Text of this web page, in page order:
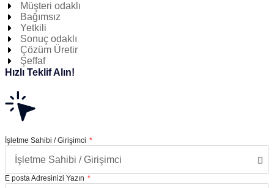
Müşteri odaklı
Bağımsız
Yetkili
Sonuç odaklı
Çözüm Üretir
Şeffaf
Hızlı Teklif Alın!
İşletme Sahibi / Girişimci
E posta Adresinizi Yazın